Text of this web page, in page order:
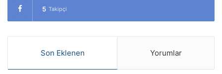
Muğla İdare
Muğla Vergi
5 Takipçi
Son Eklenen Yorumlar